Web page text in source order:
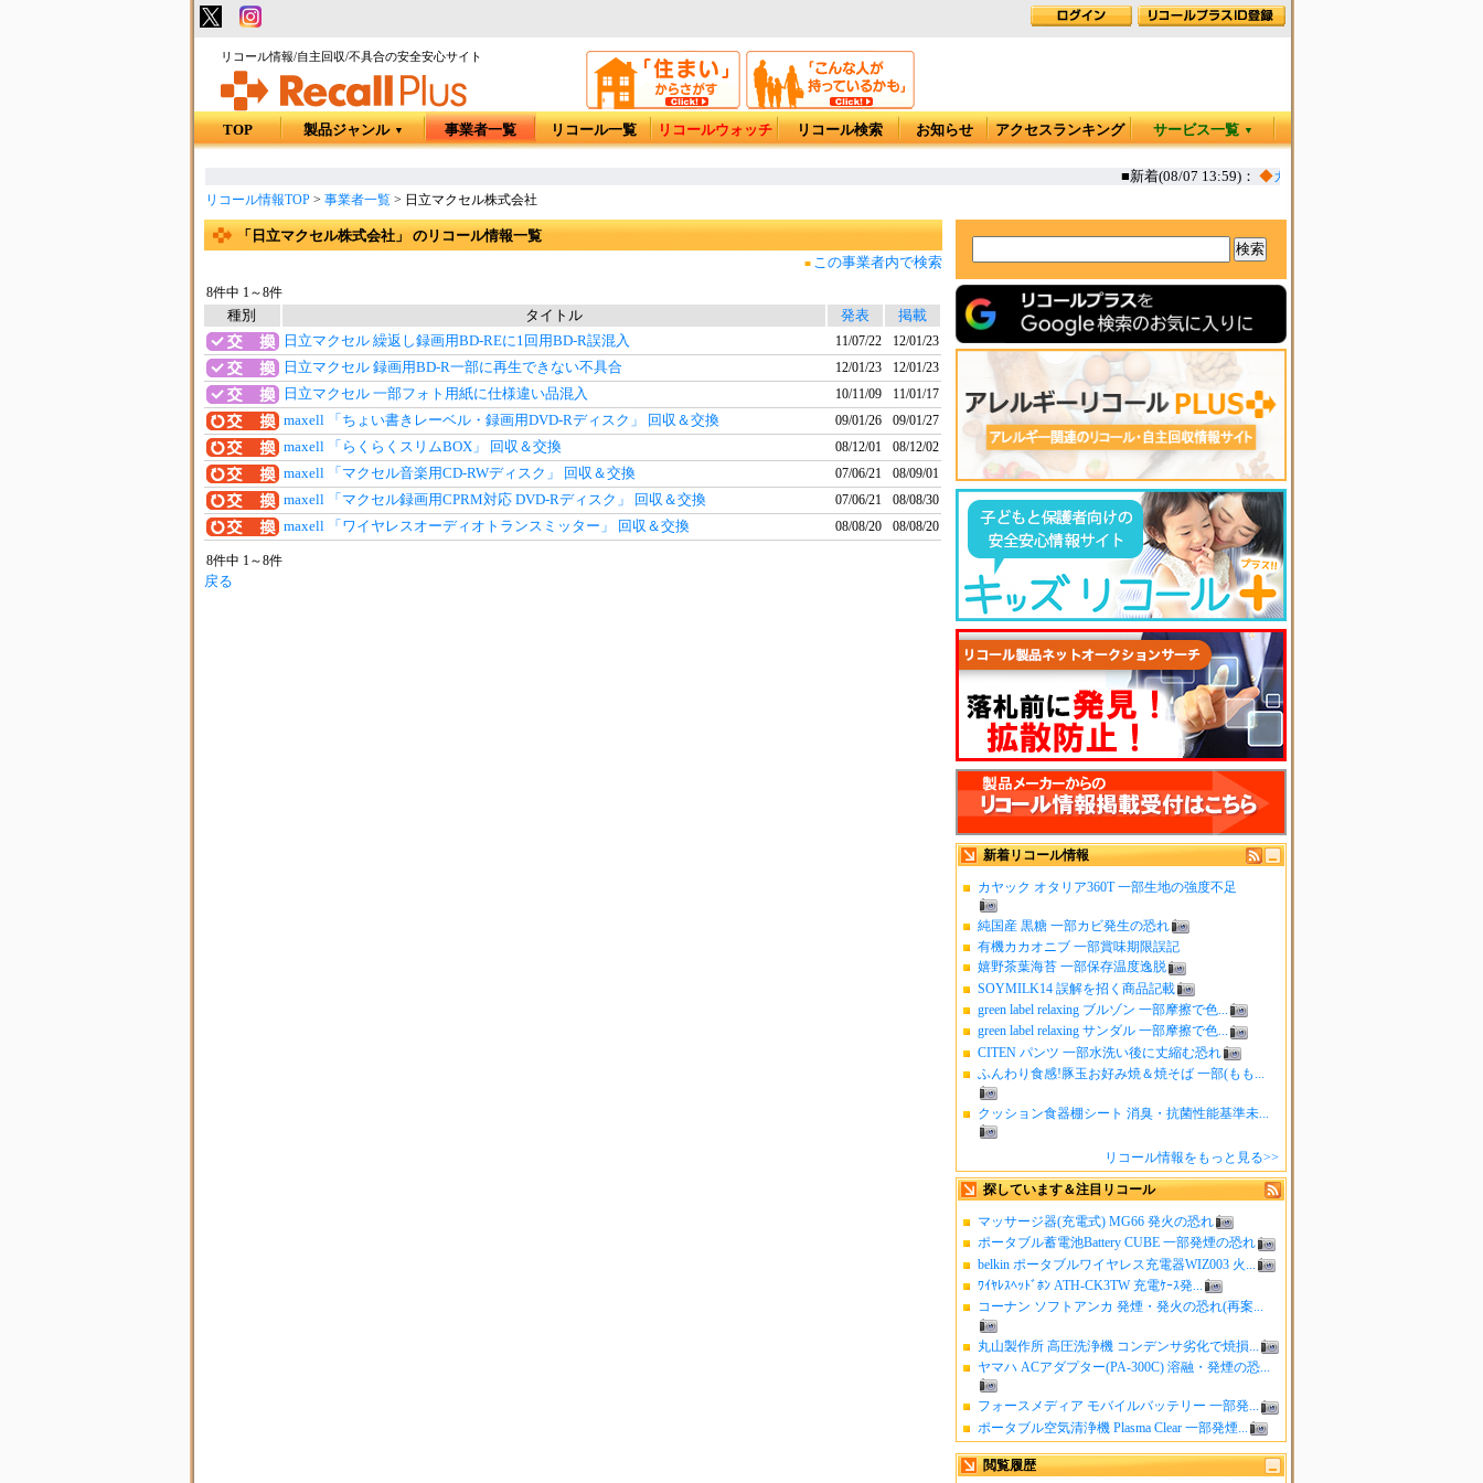
リコール情報/自主回収/不具合の安全安心サイト
TOP 製品ジャンル ▼ 事業者一覧 リコール一覧 リコールウォッチ リコール検索 お知らせ アクセスランキング サービス一覧 ▼
■新着(08/07 13:59)：◆カヤック オタリア360T 一部生地
リコール情報TOP> 事業者一覧> 日立マクセル株式会社
新着リコール情報
カヤック オタリア360T 一部生地の強度不足
純国産 黒糖 一部カビ発生の恐れ
有機カカオニブ 一部賞味期限誤記
嬉野茶葉海苔 一部保存温度逸脱
SOYMILK14 誤解を招く商品記載
green label relaxing ブルゾン 一部摩擦で色...
green label relaxing サンダル 一部摩擦で色...
CITEN パンツ 一部水洗い後に丈縮む恐れ
ふんわり食感!豚玉お好み焼＆焼そば 一部(もも...
クッション食器棚シート 消臭・抗菌性能基準未...
リコール情報をもっと見る>>
探しています＆注目リコール
マッサージ器(充電式) MG66 発火の恐れ
ポータブル蓄電池Battery CUBE 一部発煙の恐れ
belkin ポータブルワイヤレス充電器WIZ003 火...
ﾜｲﾔﾚｽﾍｯﾄﾞﾎﾝ ATH-CK3TW 充電ｹｰｽ発...
コーナン ソフトアンカ 発煙・発火の恐れ(再案...
丸山製作所 高圧洗浄機 コンデンサ劣化で焼損...
ヤマハ ACアダプター(PA-300C) 溶融・発煙の恐...
フォースメディア モバイルバッテリー 一部発...
ポータブル空気清浄機 Plasma Clear 一部発煙...
閲覧履歴
「日立マクセル株式会社」 のリコール情報一覧
■ この事業者内で検索
8件中 1～8件
種別 タイトル 発表
掲載
日立マクセル 繰返し録画用BD-REに1回用BD-R誤混入
11/07/22 12/01/23
日立マクセル 録画用BD-R一部に再生できない不具合 12/01/23 12/01/23
日立マクセル 一部フォト用紙に仕様違い品混入 10/11/09 11/01/17
maxell 「ちょい書きレーベル・録画用DVD-Rディスク」 回収＆交換 09/01/26 09/01/27
maxell 「らくらくスリムBOX」 回収＆交換 08/12/01 08/12/02
maxell 「マクセル音楽用CD-RWディスク」 回収＆交換 07/06/21 08/09/01
maxell 「マクセル録画用CPRM対応 DVD-Rディスク」 回収＆交換 07/06/21 08/08/30
maxell 「ワイヤレスオーディオトランスミッター」 回収＆交換 08/08/20 08/08/20
8件中 1～8件
戻る